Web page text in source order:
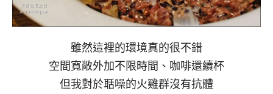
雖然這裡的環境真的很不錯
空間寬敞外加不限時間、咖啡還續杯
但我對於聒噪的火雞群沒有抗體